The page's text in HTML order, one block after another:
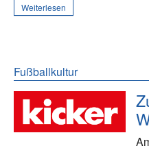
Weiterlesen
Fußballkultur